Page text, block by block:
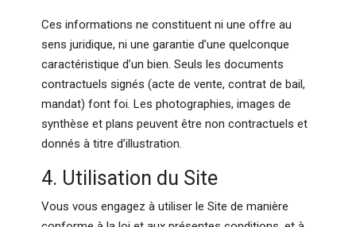
Ces informations ne constituent ni une offre au
sens juridique, ni une garantie d’une quelconque
caractéristique d’un bien. Seuls les documents
contractuels signés (acte de vente, contrat de bail,
mandat) font foi. Les photographies, images de
synthèse et plans peuvent être non contractuels et
donnés à titre d’illustration.
4. Utilisation du Site
Vous vous engagez à utiliser le Site de manière